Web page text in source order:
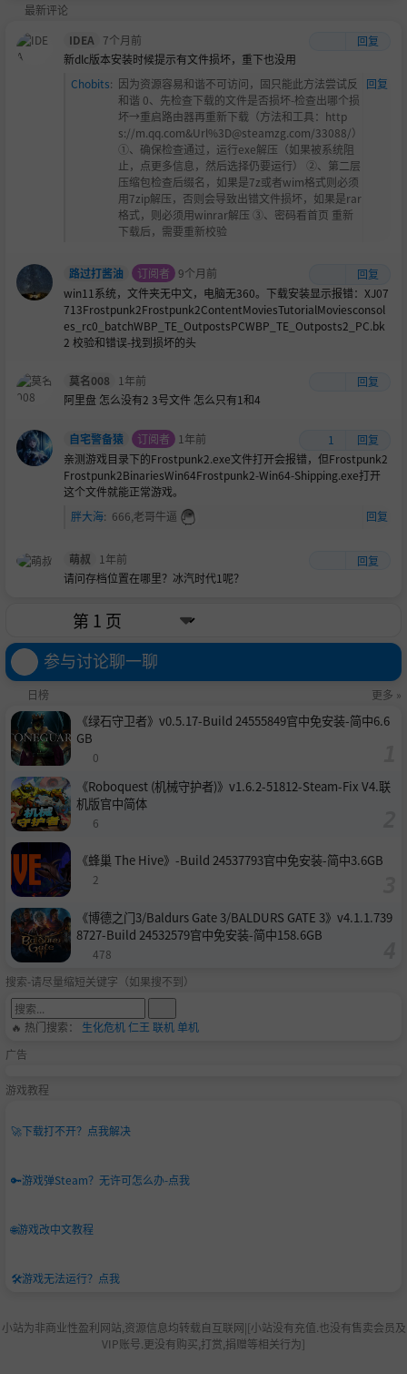
最新评论
IDEA
7个月前
回复
新dlc版本安装时候提示有文件损坏，重下也没用
Chobits: 因为资源容易和谐不可访问，固只能此方法尝试反
和谐 0、先检查下载的文件是否损坏-检查出哪个损
坏→重启路由器再重新下载（方法和工具：http
s://m.qq.com&Url%3D@steamzg.com/33088/）
①、确保检查通过，运行exe解压（如果被系统阻
止，点更多信息，然后选择仍要运行） ②、第二层
压缩包检查后缀名，如果是7z或者wim格式则必须
用7zip解压，否则会导致出错文件损坏，如果是rar
格式，则必须用winrar解压 ③、密码看首页 重新
下载后，需要重新校验
回复
路过打酱油 订阅者 9个月前
回复
win11系统，文件夹无中文，电脑无360。下载安装显示报错：XJ07
713Frostpunk2Frostpunk2ContentMoviesTutorialMoviesconsol
es_rc0_batchWBP_TE_OutpostsPCWBP_TE_Outposts2_PC.bk
2 校验和错误-找到损坏的头
莫名008 1年前
回复
阿里盘 怎么没有2 3号文件 怎么只有1和4
自宅警备猿 订阅者 1年前 1
回复
亲测游戏目录下的Frostpunk2.exe文件打开会报错，但Frostpunk2
Frostpunk2BinariesWin64Frostpunk2-Win64-Shipping.exe打开
这个文件就能正常游戏。
胖大海: 666,老哥牛逼 回复
萌叔 1年前
回复
请问存档位置在哪里？冰汽时代1呢？
参与讨论聊一聊
日榜 更多 »
《绿石守卫者》v0.5.17-Build 24555849官中免安装-简中6.6
GB
0
《Roboquest (机械守护者)》v1.6.2-51812-Steam-Fix V4.联
机版官中简体
6
《蜂巢 The Hive》-Build 24537793官中免安装-简中3.6GB
2
《博德之门3/Baldurs Gate 3/BALDURS GATE 3》v4.1.1.739
8727-Build 24532579官中免安装-简中158.6GB
478
搜索-请尽量缩短关键字（如果搜不到）
🔥 热门搜索： 生化危机仁王联机单机
广告
游戏教程
🚀下载打不开？点我解决
🔑游戏弹Steam？无许可怎么办-点我
🌐游戏改中文教程
🛠️游戏无法运行？点我
小站为非商业性盈利网站,资源信息均转载自互联网|[小站没有充值.也没有售卖会员及
VIP账号.更没有购买,打赏,捐赠等相关行为]